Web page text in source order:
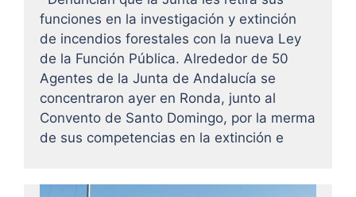
funciones en la investigación y extinción
de incendios forestales con la nueva Ley
de la Función Pública. Alrededor de 50
Agentes de la Junta de Andalucía se
concentraron ayer en Ronda, junto al
Convento de Santo Domingo, por la merma
de sus competencias en la extinción e